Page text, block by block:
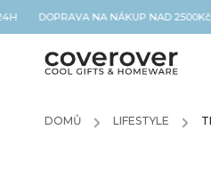
DOPRAVA NA NÁKUP NAD 2500Kč
DOMŮ / LIFESTYLE /